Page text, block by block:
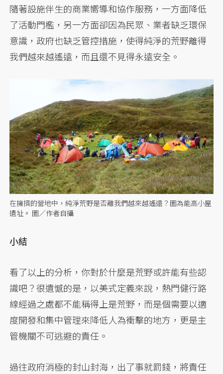
隨著設施伴生的商業嚮導和協作服務，一方面降低
了活動門檻，另一方面卻因為民眾、業者缺乏環保
意識，政府也缺乏管控措施，使得純淨的荒野離得
我們越來越遙遠，而且還不見得永遠安全。
在擁擠的營地中，純淨荒野是否離我們越來越遙遠？圖為能高小屋
遺址。 圖／作者自攝
小結
看了以上的分析，你對於什麼是荒野或許能有些認
識吧？很遺憾的是，以美式定義來說，熱門健行路
線經過之處都不能稱得上是荒野，而是個需要以適
度開發和集中管理來降低人為衝擊的地方，更是主
管機關不可逃避的責任。
過往政府消極的封山封海，出了事就罰錢，將責任